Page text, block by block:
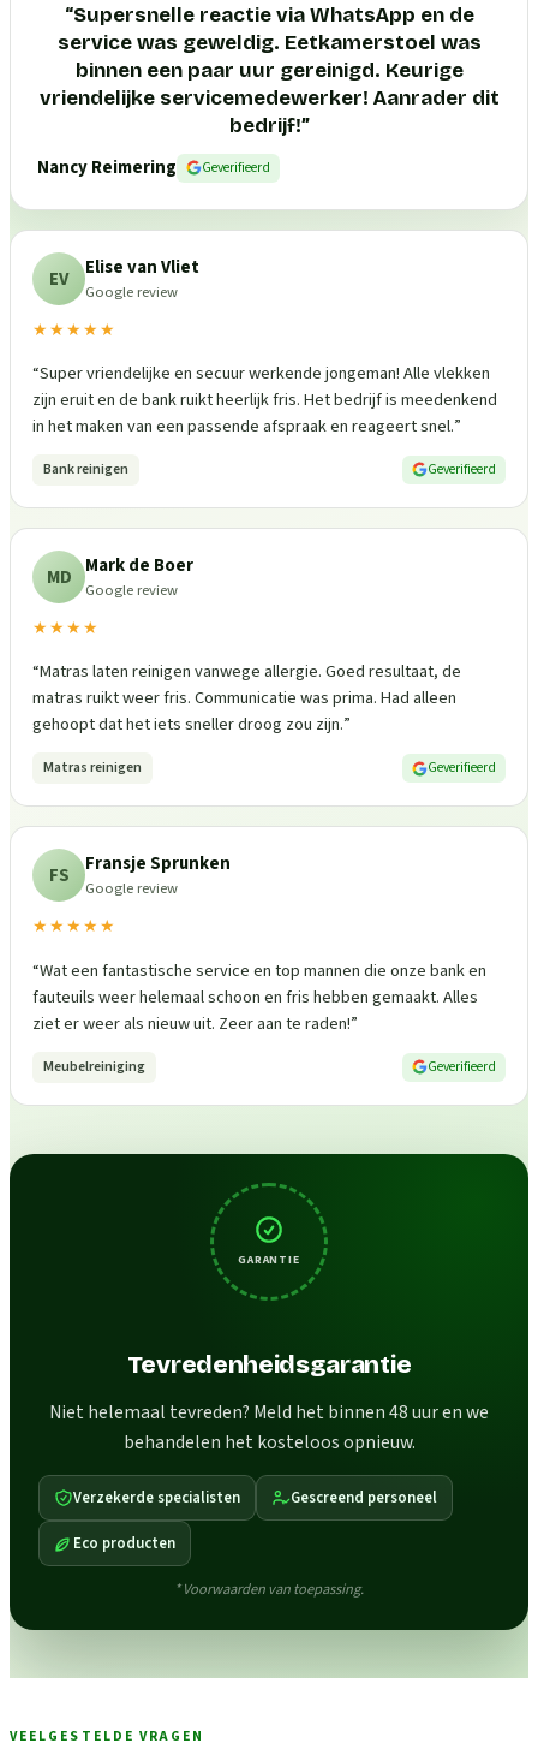
“Supersnelle reactie via WhatsApp en de
service was geweldig. Eetkamerstoel was
binnen een paar uur gereinigd. Keurige
vriendelijke servicemedewerker! Aanrader dit
bedrijf!”
Nancy Reimering
Geverifieerd
EV Elise van Vliet
Google review
★★★★★
“Super vriendelijke en secuur werkende jongeman! Alle vlekken
zijn eruit en de bank ruikt heerlijk fris. Het bedrijf is meedenkend
in het maken van een passende afspraak en reageert snel.”
Bank reinigen Geverifieerd
MD Mark de Boer
Google review
★★★★
“Matras laten reinigen vanwege allergie. Goed resultaat, de
matras ruikt weer fris. Communicatie was prima. Had alleen
gehoopt dat het iets sneller droog zou zijn.”
Matras reinigen Geverifieerd
FS Fransje Sprunken
Google review
★★★★★
“Wat een fantastische service en top mannen die onze bank en
fauteuils weer helemaal schoon en fris hebben gemaakt. Alles
ziet er weer als nieuw uit. Zeer aan te raden!”
Meubelreiniging Geverifieerd
GARANTIE
Tevredenheidsgarantie
Niet helemaal tevreden? Meld het binnen 48 uur en we
behandelen het kosteloos opnieuw.
Verzekerde specialisten Gescreend personeel
Eco producten
* Voorwaarden van toepassing.
VEELGESTELDE VRAGEN